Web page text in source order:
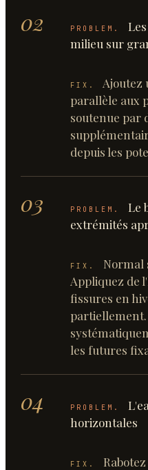
02 PROBLEM.
milieu sur
FIX.
Ajoutez
parallèle aux
soutenue par
depuis les
03 PROBLEM.
Le
extrémités
FIX.
Normal
Appliquez de
fissures en
les futures
04 PROBLEM.
horizontales
FIX.